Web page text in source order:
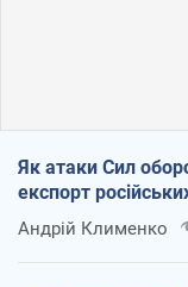
Як атаки Сил
експорт
Андрій Клименко